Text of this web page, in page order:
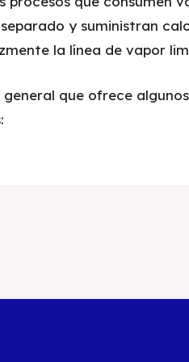
y suministran
la línea de vapor
que ofrece